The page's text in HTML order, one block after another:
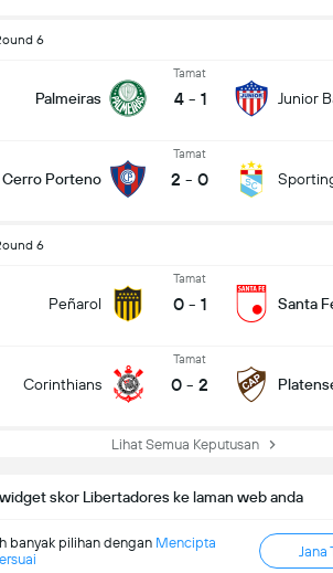
6
Palmeiras
Tamat
4 - 1 Junior
Cerro Porteno
Tamat
2 - 0
6
Peñarol
Tamat
0 - 1 Santa
Corinthians
Tamat
0 - 2
Lihat Semua Keputusan
skor Libertadores ke laman web anda
banyak pilihan dengan Mencipta
Jana